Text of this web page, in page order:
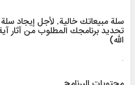
سلة مبيعاتك خالية. لأجل إيجاد
تحديد برنامجك المطلوب من آثار
الله)
.